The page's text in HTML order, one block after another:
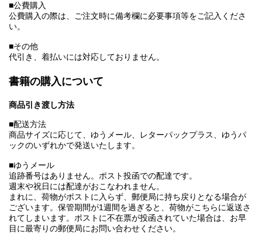
■公費購入
公費購入の際は、ご注文時に備考欄に必要事項等をご記入くださ
い。
■その他
代引き、着払いには対応しておりません。
書籍の購入について
商品引き渡し方法
■配送方法
商品サイズに応じて、ゆうメール、レターパックプラス、ゆうパ
ックのいずれかで発送いたします。
■ゆうメール
追跡番号はありません。ポスト投函での配達です。
週末や祝日には配達がおこなわれません。
まれに、荷物がポストに入らず、郵便局に持ち戻りとなる場合が
ございます。保管期間が1週間を過ぎると、荷物がこちらに返送さ
れてしまいます。ポストに不在票が投函されていた場合は、お早
目に最寄りの郵便局にお問い合わせください。